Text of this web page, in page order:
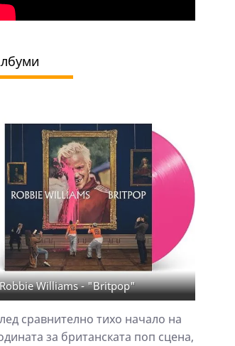
Robbie Williams - "Britpop"
сравнително тихо начало на
за британската поп сцена,